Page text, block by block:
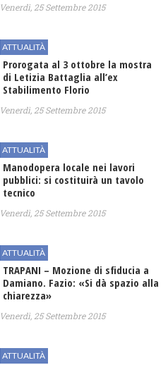
Venerdì, 25 Settembre 2015
ATTUALITÀ
Prorogata al 3 ottobre la mostra
di Letizia Battaglia all’ex
Stabilimento Florio
Venerdì, 25 Settembre 2015
ATTUALITÀ
Manodopera locale nei lavori
pubblici: si costituirà un tavolo
tecnico
Venerdì, 25 Settembre 2015
ATTUALITÀ
TRAPANI – Mozione di sfiducia a
Damiano. Fazio: «Si dà spazio alla
chiarezza»
Venerdì, 25 Settembre 2015
ATTUALITÀ